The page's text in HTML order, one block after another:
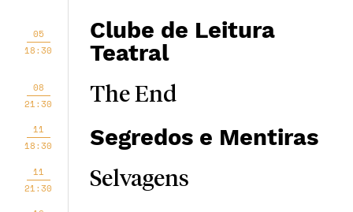
05
18:30
Clube de Leitura
Teatral
08
21:30
The End
11
18:30
Segredos e Mentiras
11
21:30
Selvagens